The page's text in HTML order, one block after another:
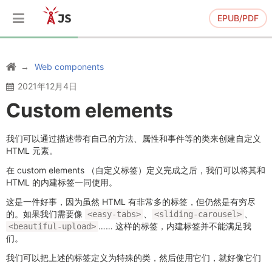
EPUB/PDF
Web components
2021年12月4日
Custom elements
我们可以通过描述带有自己的方法、属性和事件等的类来创建自定义
HTML 元素。
在 custom elements （自定义标签）定义完成之后，我们可以将其和
HTML 的内建标签一同使用。
这是一件好事，因为虽然 HTML 有非常多的标签，但仍然是有穷尽
的。如果我们需要像 <easy-tabs> <sliding-carousel>
<beautiful-upload> …… 这样的标签，内建标签并不能满足我
们。
我们可以把上述的标签定义为特殊的类，然后使用它们，就好像它们